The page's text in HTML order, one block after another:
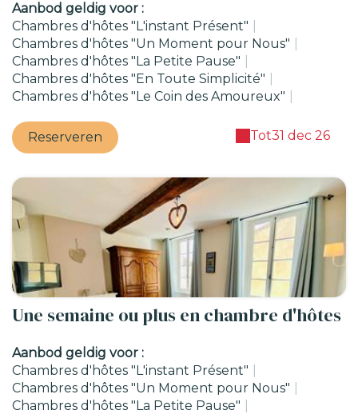
Aanbod geldig voor :
Chambres d'hôtes "L'instant Présent"
Chambres d'hôtes "Un Moment pour Nous"
Chambres d'hôtes "La Petite Pause"
Chambres d'hôtes "En Toute Simplicité"
Chambres d'hôtes "Le Coin des Amoureux"
Reserveren Tot31 dec 26
Une semaine ou plus en chambre d'hôtes
Aanbod geldig voor :
Chambres d'hôtes "L'instant Présent"
Chambres d'hôtes "Un Moment pour Nous"
Chambres d'hôtes "La Petite Pause"